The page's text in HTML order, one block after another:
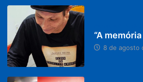
“A
8 de agosto